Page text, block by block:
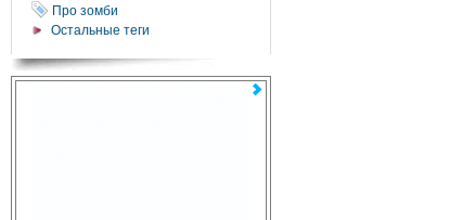
Про зомби
Остальные теги